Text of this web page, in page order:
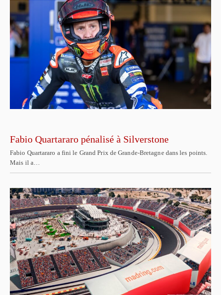
Fabio Quartararo pénalisé à Silverstone
Fabio Quartararo a fini le Grand Prix de Grande-Bretagne dans les points.
Mais il a…